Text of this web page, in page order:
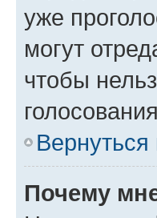
уже
могут
чтобы
Вернуться
Почему